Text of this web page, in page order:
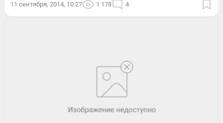
11 сентября, 2014, 10:27 1 178 4